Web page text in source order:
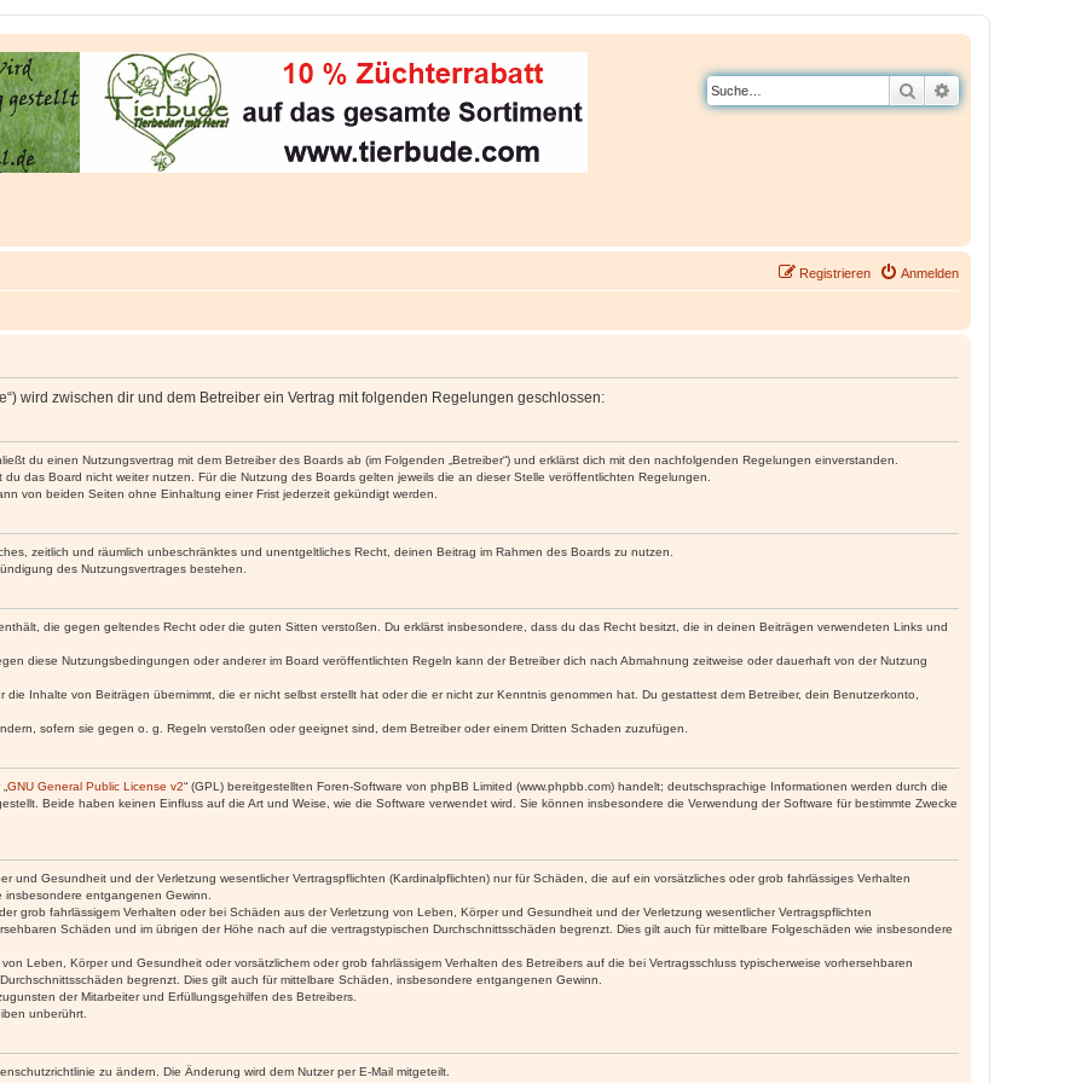
Suche
Anmelden
Registrieren
wird zwischen dir und dem Betreiber ein Vertrag mit folgenden Regelungen geschlossen:
du einen Nutzungsvertrag mit dem Betreiber des Boards ab (im Folgenden „Betreiber“) und erklärst dich mit den nachfolgenden Regelungen einverstanden.
das Board nicht weiter nutzen. Für die Nutzung des Boards gelten jeweils die an dieser Stelle veröffentlichten Regelungen.
von beiden Seiten ohne Einhaltung einer Frist jederzeit gekündigt werden.
zeitlich und räumlich unbeschränktes und unentgeltliches Recht, deinen Beitrag im Rahmen des Boards zu nutzen.
des Nutzungsvertrages bestehen.
die gegen geltendes Recht oder die guten Sitten verstoßen. Du erklärst insbesondere, dass du das Recht besitzt, die in deinen Beiträgen verwendeten Links und
diese Nutzungsbedingungen oder anderer im Board veröffentlichten Regeln kann der Betreiber dich nach Abmahnung zeitweise oder dauerhaft von der Nutzung
Inhalte von Beiträgen übernimmt, die er nicht selbst erstellt hat oder die er nicht zur Kenntnis genommen hat. Du gestattest dem Betreiber, dein Benutzerkonto,
sofern sie gegen o. g. Regeln verstoßen oder geeignet sind, dem Betreiber oder einem Dritten Schaden zuzufügen.
GNU General Public License v2“ (GPL) bereitgestellten Foren-Software von phpBB Limited (www.phpbb.com) handelt; deutschsprachige Informationen werden durch die
Beide haben keinen Einfluss auf die Art und Weise, wie die Software verwendet wird. Sie können insbesondere die Verwendung der Software für bestimmte Zwecke
und Gesundheit und der Verletzung wesentlicher Vertragspflichten (Kardinalpflichten) nur für Schäden, die auf ein vorsätzliches oder grob fahrlässiges Verhalten
entgangenen Gewinn.
grob fahrlässigem Verhalten oder bei Schäden aus der Verletzung von Leben, Körper und Gesundheit und der Verletzung wesentlicher Vertragspflichten
Schäden und im übrigen der Höhe nach auf die vertragstypischen Durchschnittsschäden begrenzt. Dies gilt auch für mittelbare Folgeschäden wie insbesondere
Leben, Körper und Gesundheit oder vorsätzlichem oder grob fahrlässigem Verhalten des Betreibers auf die bei Vertragsschluss typischerweise vorhersehbaren
begrenzt. Dies gilt auch für mittelbare Schäden, insbesondere entgangenen Gewinn.
der Mitarbeiter und Erfüllungsgehilfen des Betreibers.
unberührt.
zu ändern. Die Änderung wird dem Nutzer per E-Mail mitgeteilt.